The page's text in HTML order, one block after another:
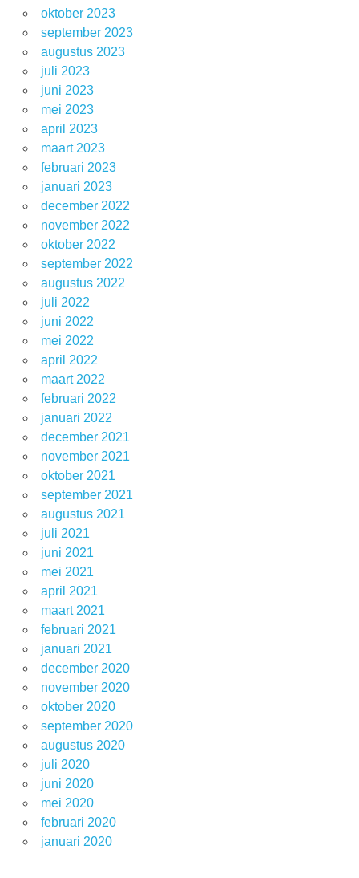
oktober 2023
september 2023
augustus 2023
juli 2023
juni 2023
mei 2023
april 2023
maart 2023
februari 2023
januari 2023
december 2022
november 2022
oktober 2022
september 2022
augustus 2022
juli 2022
juni 2022
mei 2022
april 2022
maart 2022
februari 2022
januari 2022
december 2021
november 2021
oktober 2021
september 2021
augustus 2021
juli 2021
juni 2021
mei 2021
april 2021
maart 2021
februari 2021
januari 2021
december 2020
november 2020
oktober 2020
september 2020
augustus 2020
juli 2020
juni 2020
mei 2020
februari 2020
januari 2020